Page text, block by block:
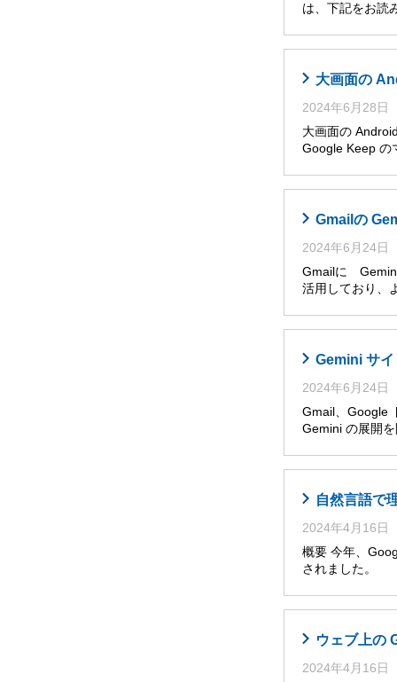
は、下記をお
大画面の
2024年6月28日
大画面の
Google Keep の
Gmailの
2024年6月24日
Gmailに Gemini
活用しており、
Gemini サ
2024年6月24日
Gmail、Google
Gemini の展開
自然言語で
2024年4月16日
概要 今年、
されました。
ウェブ上の
2024年4月16日